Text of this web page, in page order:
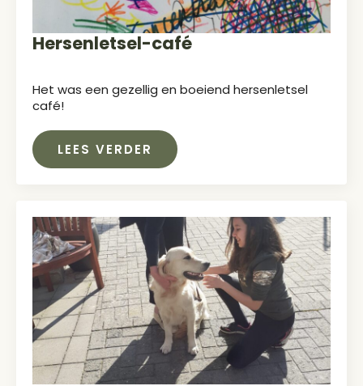
Hersenletsel-café
Het was een gezellig en boeiend hersenletsel
café!
LEES VERDER